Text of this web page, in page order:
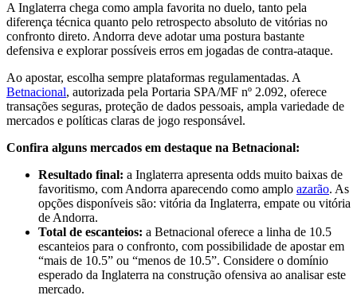
A Inglaterra chega como ampla favorita no duelo, tanto pela
diferença técnica quanto pelo retrospecto absoluto de vitórias no
confronto direto. Andorra deve adotar uma postura bastante
defensiva e explorar possíveis erros em jogadas de contra-ataque.
Ao apostar, escolha sempre plataformas regulamentadas. A
Betnacional, autorizada pela Portaria SPA/MF nº 2.092, oferece
transações seguras, proteção de dados pessoais, ampla variedade de
mercados e políticas claras de jogo responsável.
Confira alguns mercados em destaque na Betnacional:
Resultado final: a Inglaterra apresenta odds muito baixas de
favoritismo, com Andorra aparecendo como amplo azarão. As
opções disponíveis são: vitória da Inglaterra, empate ou vitória
de Andorra.
Total de escanteios: a Betnacional oferece a linha de 10.5
escanteios para o confronto, com possibilidade de apostar em
“mais de 10.5” ou “menos de 10.5”. Considere o domínio
esperado da Inglaterra na construção ofensiva ao analisar este
mercado.